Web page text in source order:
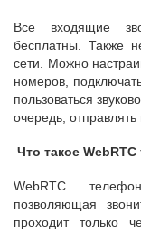
Все входящие
бесплатны. Также
сети. Можно
номеров,
пользоваться
очередь,
Что такое
WebRTC
позволяющая
проходит только